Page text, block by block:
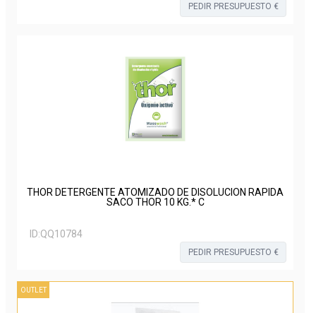
PEDIR PRESUPUESTO €
THOR DETERGENTE ATOMIZADO DE DISOLUCION RAPIDA
SACO THOR 10 KG.* C
ID:QQ10784
PEDIR PRESUPUESTO €
OUTLET